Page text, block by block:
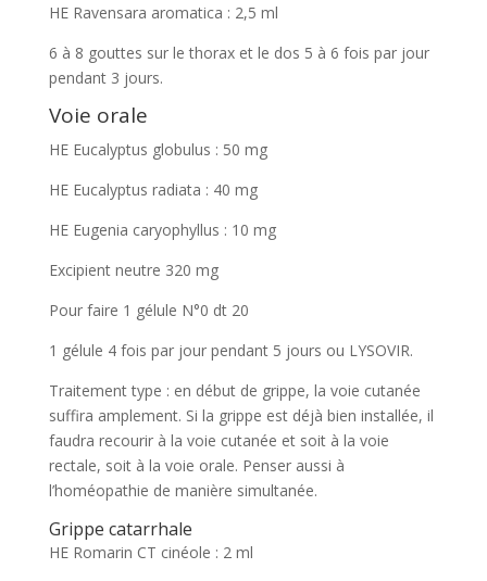
HE Ravensara aromatica : 2,5 ml
6 à 8 gouttes sur le thorax et le dos 5 à 6 fois par jour
pendant 3 jours.
Voie orale
HE Eucalyptus globulus : 50 mg
HE Eucalyptus radiata : 40 mg
HE Eugenia caryophyllus : 10 mg
Excipient neutre 320 mg
Pour faire 1 gélule N°0 dt 20
1 gélule 4 fois par jour pendant 5 jours ou LYSOVIR.
Traitement type : en début de grippe, la voie cutanée
suffira amplement. Si la grippe est déjà bien installée, il
faudra recourir à la voie cutanée et soit à la voie
rectale, soit à la voie orale. Penser aussi à
l’homéopathie de manière simultanée.
Grippe catarrhale
HE Romarin CT cinéole : 2 ml